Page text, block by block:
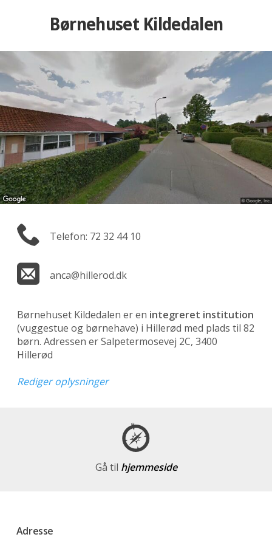
Børnehuset Kildedalen
Telefon: 72 32 44 10
anca@hillerod.dk
Børnehuset Kildedalen er en integreret institution
(vuggestue og børnehave) i Hillerød med plads til 82
børn. Adressen er Salpetermosevej 2C, 3400
Hillerød
Rediger oplysninger
Gå til hjemmeside
Adresse